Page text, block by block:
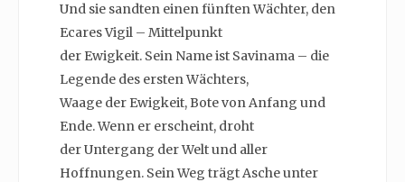
Und sie sandten einen fünften Wächter, den
Ecares Vigil – Mittelpunkt
der Ewigkeit. Sein Name ist Savinama – die
Legende des ersten Wächters,
Waage der Ewigkeit, Bote von Anfang und
Ende. Wenn er erscheint, droht
der Untergang der Welt und aller
Hoffnungen. Sein Weg trägt Asche unter